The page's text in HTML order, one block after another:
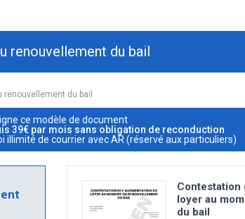
renouvellement du bail
du bail
ce modèle de document
39€ par mois sans obligation de reconduction
de courrier avec AR (réservé aux particuliers)
Contestation
loyer au
du bail